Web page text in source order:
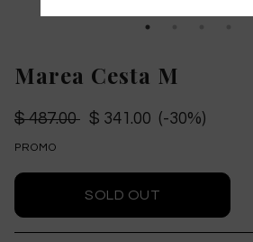
Marea Cesta M
$ 487.00 $ 341.00 (-30%)
PROMO